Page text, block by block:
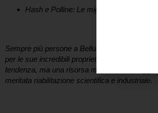
Hash e Polline: Le migliori selezioni di
Sempre più persone a Bellusco
per le sue incredibili proprietà. La canapa non è
tendenza, ma una risorsa millenaria che oggi
meritata riabilitazione scientifica e industriale.